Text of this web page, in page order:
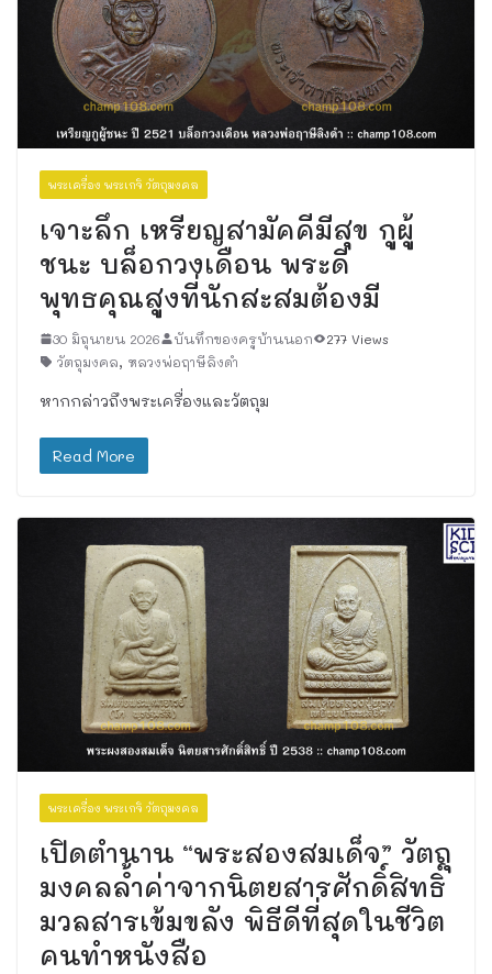
พระเครื่อง พระเกจิ วัตถุมงคล
เจาะลึก เหรียญสามัคคีมีสุข กูผู้
ชนะ บล็อกวงเดือน พระดี
พุทธคุณสูงที่นักสะสมต้องมี
30 มิถุนายน 2026 บันทึกของครูบ้านนอก
277 Views
วัตถุมงคล, หลวงพ่อฤาษีลิงดำ
หากกล่าวถึงพระเครื่องและวัตถุม
Read More
พระเครื่อง พระเกจิ วัตถุมงคล
เปิดตำนาน “พระสองสมเด็จ” วัตถุ
มงคลล้ำค่าจากนิตยสารศักดิ์สิทธิ์
มวลสารเข้มขลัง พิธีดีที่สุดในชีวิต
คนทำหนังสือ